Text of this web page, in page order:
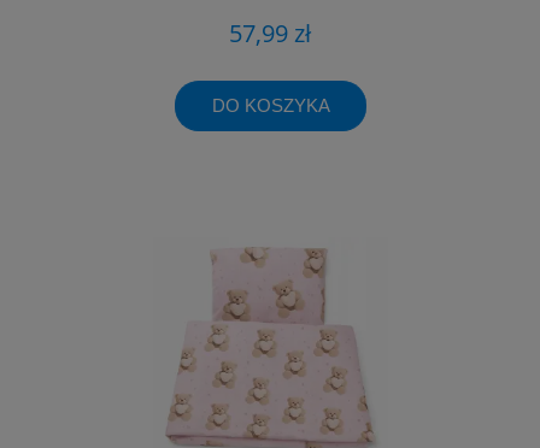
57,99 zł
DO KOSZYKA